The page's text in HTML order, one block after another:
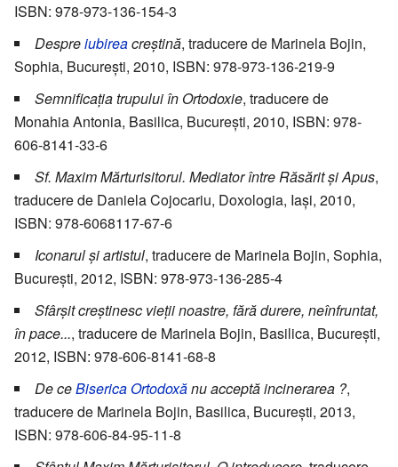
ISBN: 978-973-136-154-3
Despreiubireacreștină, traducere de Marinela Bojin,
Sophia, București, 2010, ISBN: 978-973-136-219-9
Semnificația trupului în Ortodoxie, traducere de
Monahia Antonia, Basilica, București, 2010, ISBN: 978-
606-8141-33-6
Sf. Maxim Mărturisitorul. Mediator între Răsărit și Apus,
traducere de Daniela Cojocariu, Doxologia, Iași, 2010,
ISBN: 978-6068117-67-6
Iconarul și artistul, traducere de Marinela Bojin, Sophia,
București, 2012, ISBN: 978-973-136-285-4
Sfârșit creștinesc vieții noastre, fără durere, neînfruntat,
în pace..., traducere de Marinela Bojin, Basilica, București,
2012, ISBN: 978-606-8141-68-8
De ceBiserica Ortodoxănu acceptă incinerarea ?,
traducere de Marinela Bojin, Basilica, București, 2013,
ISBN: 978-606-84-95-11-8